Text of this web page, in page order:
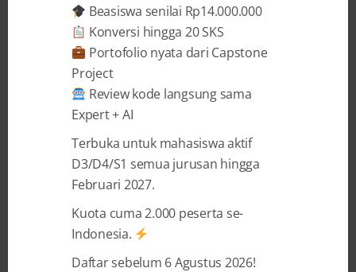
menumbuhkembangkan ekosistem industri IT di Indonesia
dengan mengasah talenta terbaik menghasilkan produk
teknologi unggul yang mampu bersaing di pasar lokal
maupun global.
BACA SELENGKAPNYA →
Recent Posts
Beasiswa senilai Rp14.000.000
Konversi hingga 20 SKS
Portofolio nyata dari Capstone
Project
Review kode langsung sama
Expert + AI
Terbuka untuk mahasiswa aktif
D3/D4/S1 semua jurusan hingga
Februari 2027.
Kuota cuma 2.000 peserta se-
Indonesia.
Daftar sebelum 6 Agustus 2026!